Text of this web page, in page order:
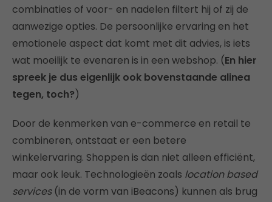
combinaties of voor- en nadelen filtert hij of zij de
aanwezige opties. De persoonlijke ervaring en het
emotionele aspect dat komt met dit advies, is iets
wat moeilijk te evenaren is in een webshop. (En hier
spreek je dus eigenlijk ook bovenstaande alinea
tegen, toch?)
Door de kenmerken van e-commerce en retail te
combineren, ontstaat er een betere
winkelervaring. Shoppen is dan niet alleen efficiënt,
maar ook leuk. Technologieën zoals location based
services(in de vorm van iBeacons) kunnen als brug